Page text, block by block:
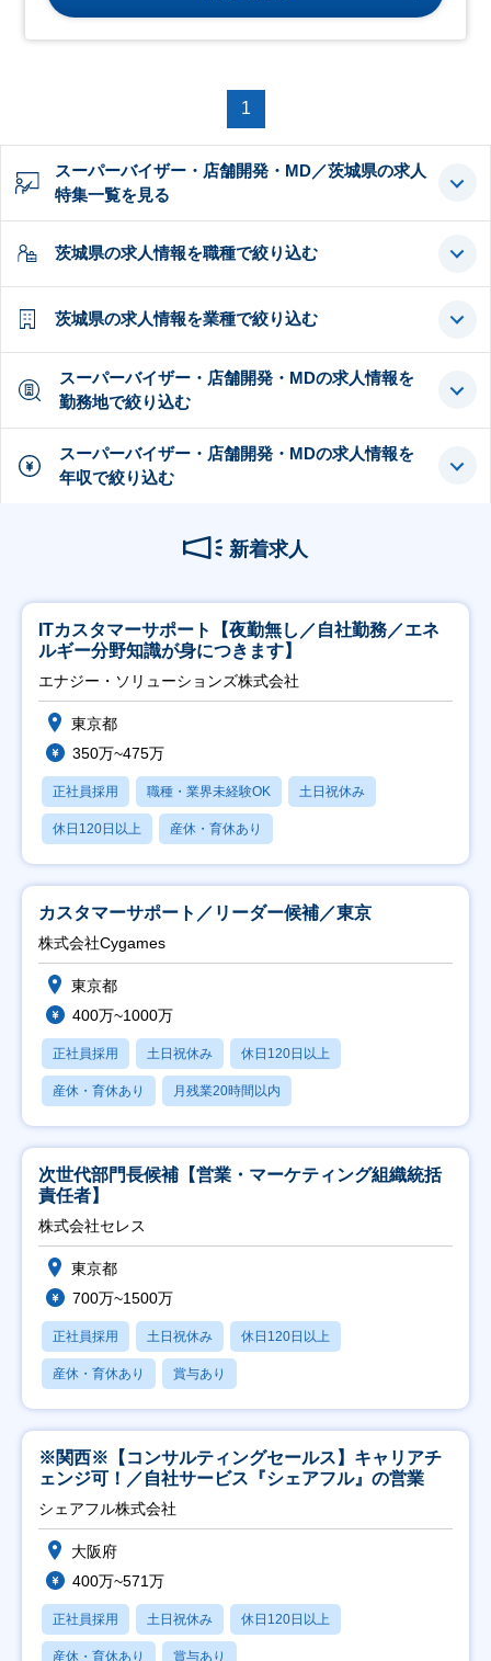
1
スーパーバイザー・店舗開発・MD／茨城県の求人
特集一覧を見る
茨城県の求人情報を職種で絞り込む
茨城県の求人情報を業種で絞り込む
スーパーバイザー・店舗開発・MDの求人情報を
勤務地で絞り込む
スーパーバイザー・店舗開発・MDの求人情報を
年収で絞り込む
新着求人
ITカスタマーサポート【夜勤無し／自社勤務／エネ
ルギー分野知識が身につきます】
エナジー・ソリューションズ株式会社
東京都
350万~475万
正社員採用 職種・業界未経験OK 土日祝休み
休日120日以上 産休・育休あり
カスタマーサポート／リーダー候補／東京
株式会社Cygames
東京都
400万~1000万
正社員採用 土日祝休み 休日120日以上
産休・育休あり 月残業20時間以内
次世代部門長候補【営業・マーケティング組織統括
責任者】
株式会社セレス
東京都
700万~1500万
正社員採用 土日祝休み 休日120日以上
産休・育休あり 賞与あり
※関西※【コンサルティングセールス】キャリアチ
ェンジ可！／自社サービス『シェアフル』の営業
シェアフル株式会社
大阪府
400万~571万
正社員採用 土日祝休み 休日120日以上
産休・育休あり 賞与あり